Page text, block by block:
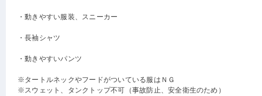
・動きやすい服装、スニーカー
・長袖シャツ
・動きやすいパンツ
※タートルネックやフードがついている服はＮＧ
※スウェット、タンクトップ不可（事故防止、安全衛生のため）